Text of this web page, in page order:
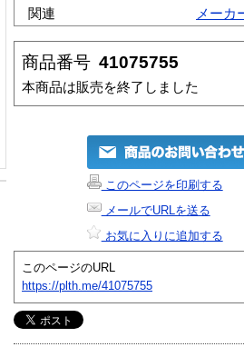
関連
メーカ
商品番号 41075755
本商品は販売を終了しました
このページを印刷する
メールでURLを送る
お気に入りに追加する
このページのURL
https://plth.me/41075755